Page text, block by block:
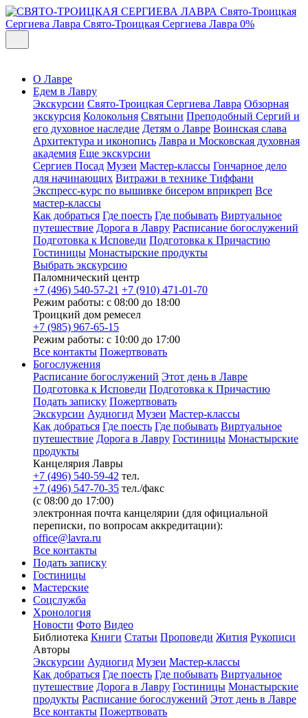
Свято-Троицкая
Сергиева Лавра Свято-Троицкая Сергиева Лавра 0%
О Лавре
Едем в Лавру
Экскурсии Свято-Троицкая Сергиева Лавра Обзорная
экскурсия Колокольня Святыни Преподобный Сергий и
его духовное наследие Детям о Лавре Воинская слава
Архитектура и иконопись Лавра и Московская духовная
академия Еще экскурсии
Сергиев Посад Музеи Мастер-классы Гончарное дело
для начинающих Витражи в технике Тиффани
Экспресс-курс по вышивке бисером вприкреп Все
мастер-классы
Как добраться Где поесть Где побывать Виртуальное
путешествие Дорога в Лавру Расписание богослужений
Подготовка к Исповеди Подготовка к Причастию
Гостиницы Монастырские продукты
Выбрать экскурсию
Паломнический центр
+7 (496) 540-57-21 +7 (910) 471-01-70
Режим работы: с 08:00 до 18:00
Троицкий дом ремесел
+7 (985) 967-65-15
Режим работы: с 10:00 до 17:00
Все контакты Пожертвовать
Богослужения
Расписание богослужений Этот день в Лавре
Подготовка к Исповеди Подготовка к Причастию
Подать записку Пожертвовать
Экскурсии Аудиогид Музеи Мастер-классы
Как добраться Где поесть Где побывать Виртуальное
путешествие Дорога в Лавру Гостиницы Монастырские
продукты
Канцелярия Лавры
+7 (496) 540-59-42 тел.
+7 (496) 547-70-35 тел./факс
(с 08:00 до 17:00)
электронная почта канцелярии (для официальной
переписки, по вопросам аккредитации):
office@lavra.ru
Все контакты
Подать записку
Гостиницы
Мастерские
Соцслужба
Хронология
Новости Фото Видео
Библиотека Книги Статьи Проповеди Жития Рукописи
Авторы
Экскурсии Аудиогид Музеи Мастер-классы
Как добраться Где поесть Где побывать Виртуальное
путешествие Дорога в Лавру Гостиницы Монастырские
продукты Расписание богослужений Этот день в Лавре
Все контакты Пожертвовать